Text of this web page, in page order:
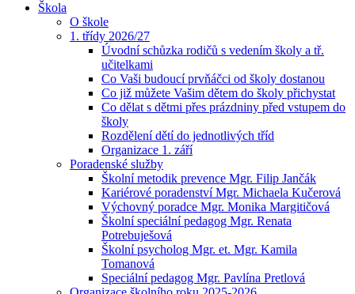
Škola
O škole
1. třídy 2026/27
Úvodní schůzka rodičů s vedením školy a tř.
učitelkami
Co Vaši budoucí prvňáčci od školy dostanou
Co již můžete Vašim dětem do školy přichystat
Co dělat s dětmi přes prázdniny před vstupem do
školy
Rozdělení dětí do jednotlivých tříd
Organizace 1. září
Poradenské služby
Školní metodik prevence Mgr. Filip Jančák
Kariérové poradenství Mgr. Michaela Kučerová
Výchovný poradce Mgr. Monika Margitičová
Školní speciální pedagog Mgr. Renata
Potrebuješová
Školní psycholog Mgr. et. Mgr. Kamila
Tomanová
Speciální pedagog Mgr. Pavlína Pretlová